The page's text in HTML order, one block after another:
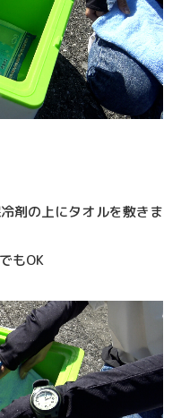
剤の上にタオルを敷きま
もOK